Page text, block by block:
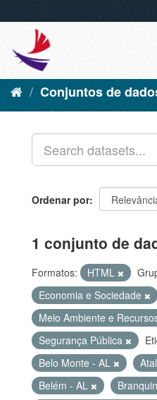
Conjuntos de
Ordenar por
1 conjunto de
Formatos: HTML
Economia e Sociedade
Meio Ambiente e
Segurança Pública
Belo Monte - AL
Belém - AL